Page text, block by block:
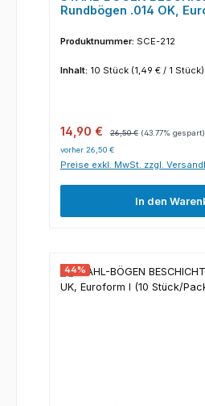
Rundbögen .014 OK,
Produktnummer: SCE-212
Inhalt: 10 Stück (1,49 € / 1 Stück)
Verkaufspreis:
14,90 € 26,50 € (43.77% gespart)
vorher 26,50 €
Preise exkl. MwSt. zzgl.
In den
44%